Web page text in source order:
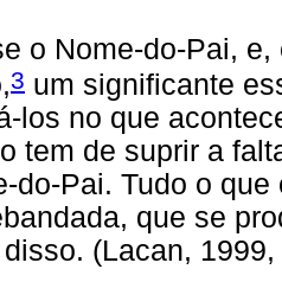
o Nome-do-Pai,
3 um significante
los no que
tem de suprir a
do-Pai. Tudo o
que se
(Lacan,